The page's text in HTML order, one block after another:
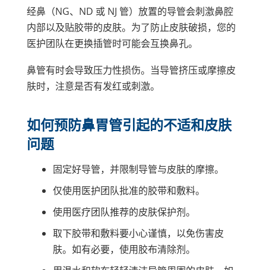
经鼻（NG、ND 或 NJ 管）放置的导管会刺激鼻腔
内部以及贴胶带的皮肤。为了防止皮肤破损，您的
医护团队在更换插管时可能会互换鼻孔。
鼻管有时会导致压力性损伤。当导管挤压或摩擦皮
肤时，注意是否有发红或刺激。
如何预防鼻胃管引起的不适和皮肤
问题
固定好导管，并限制导管与皮肤的摩擦。
仅使用医护团队批准的胶带和敷料。
使用医疗团队推荐的皮肤保护剂。
取下胶带和敷料要小心谨慎，以免伤害皮
肤。如有必要，使用胶布清除剂。